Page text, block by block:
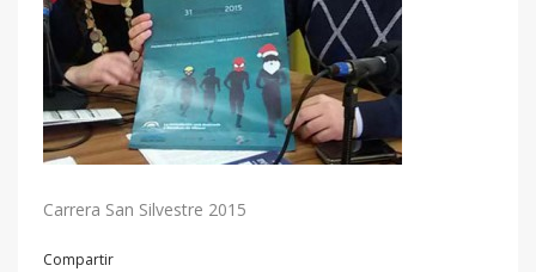
Carrera San Silvestre 2015
Compartir